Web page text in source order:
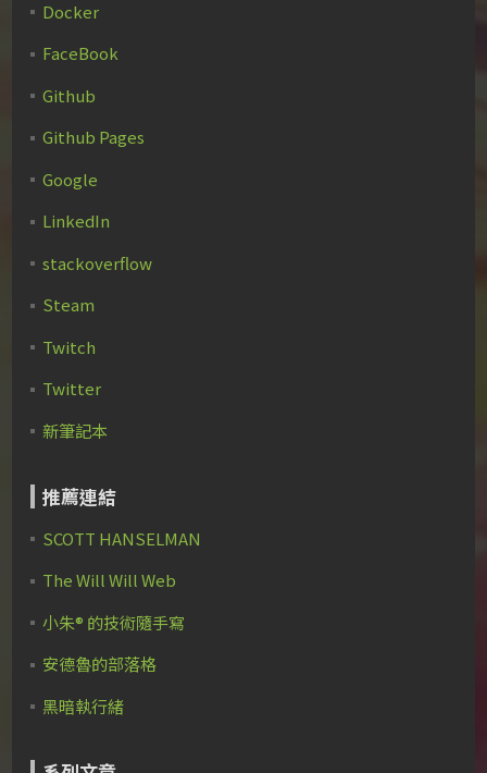
Docker
FaceBook
Github
Github Pages
Google
LinkedIn
stackoverflow
Steam
Twitch
Twitter
新筆記本
推薦連結
SCOTT HANSELMAN
The Will Will Web
小朱® 的技術隨手寫
安德魯的部落格
黑暗執行緒